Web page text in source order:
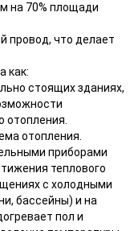
на 70% площади
провод, что делает
как:
стоящих зданиях,
отопления.
отопления.
приборами
теплового
с холодными
бассейны) и на
пол и